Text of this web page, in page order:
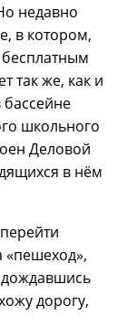
недавно
в котором,
бесплатным
так же, как и
школьного
Деловой
в нём
«пешеход»,
дождавшись
дорогу,